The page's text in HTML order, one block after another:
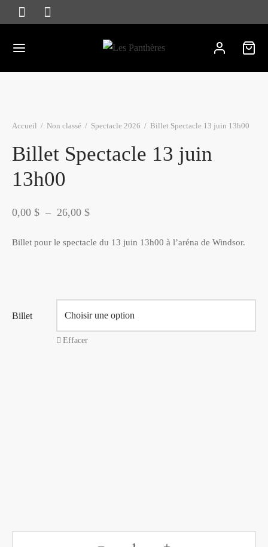
Accueil / Non classé / Spectacle 2026 / Billet Spectacle 13 juin 13h00
Billet Spectacle 13 juin
13h00
0,00 $ – 26,00 $Plage
prix :
Billet pour le spectacle du 13 juin 13h00 à l’aréna de Windsor.
Billet
Effacer